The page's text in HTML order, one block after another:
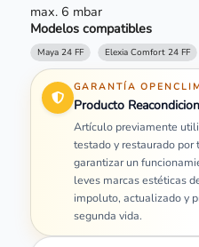
max. 6 mbar
Modelos compatibles
Maya 24 FF Elexia Comfort 24 FF
GARANTÍA
Producto
Artículo previamente
testado y restaurado por
garantizar un
leves marcas estéticas
impoluto, actualizado y
segunda vida.